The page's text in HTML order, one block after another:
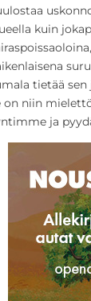
kuin
tietää
on niin
ja